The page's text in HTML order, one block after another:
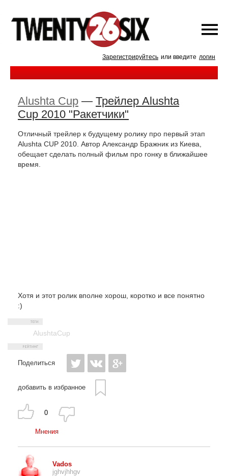
Зарегистрируйтесь или введите логин
Alushta Cup — Трейлер Alushta
Cup 2010 "Ракетчики"
Отличный трейлер к будущему ролику про первый этап
Alushta CUP 2010. Автор Александр Бражник из Киева,
обещает сделать полный фильм про гонку в ближайшее
время.
Хотя и этот ролик вполне хорош, коротко и все понятно
:)
AlushtaCup
Поделиться
добавить в избранное
0
Мнения
Vados
jghvjhhgv